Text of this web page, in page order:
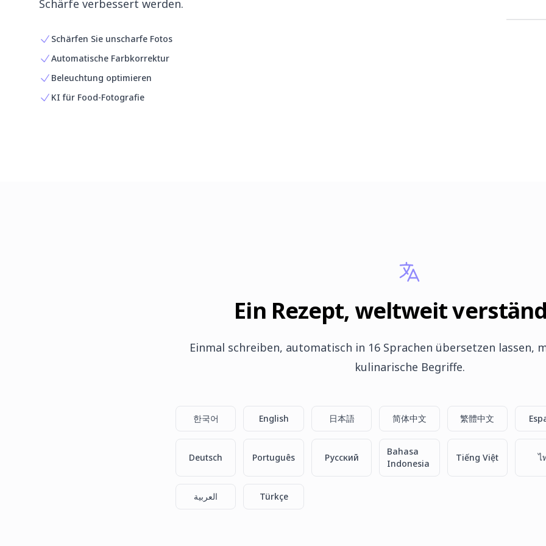
Schärfe verbessert werden.
Schärfen Sie unscharfe Fotos
Automatische Farbkorrektur
Beleuchtung optimieren
KI für Food-Fotografie
Ein Rezept, weltweit
Einmal schreiben, automatisch in 16 Sprachen übersetzen lassen,
kulinarische Begriffe.
한국어 English 日本語 简体中文 繁體中文
Deutsch Português Русский
Bahasa
Indonesia
Tiếng Việt ไ
العربية Türkçe